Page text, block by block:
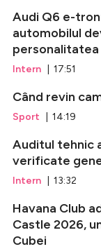
Audi Q6 e-
automobilul
Intern | 17:51
Când revin
Sport | 14:19
Auditul tehnic
verificate
Intern | 13:32
Havana Club
Castle 2026,
Cubei